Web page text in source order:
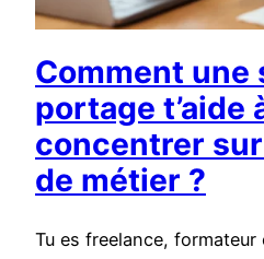
Comment une
portage t’aide
concentrer
de métier ?
Tu es freelance,